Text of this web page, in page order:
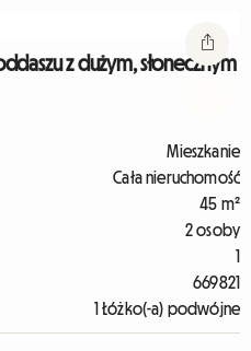
z dużym, słonecznym
Mieszkanie
Cała nieruchomość
45 m²
2 osoby
1
669821
1 Łóżko(-a) podwójne